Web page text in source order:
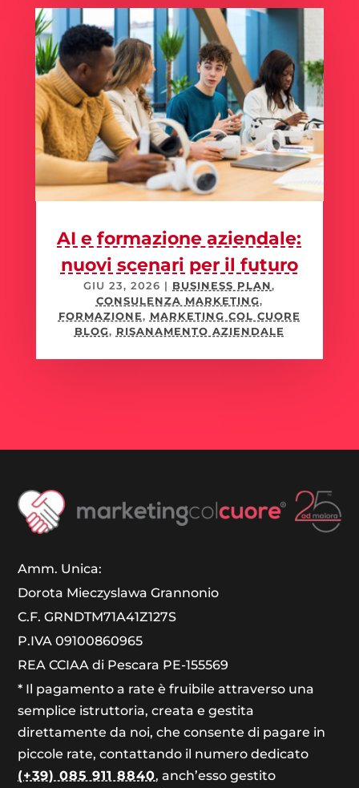
AI e formazione aziendale:
nuovi scenari per il futuro
GIU 23, 2026 | BUSINESS PLAN,
CONSULENZA MARKETING,
FORMAZIONE, MARKETING COL CUORE
BLOG, RISANAMENTO AZIENDALE
Amm. Unica:
Dorota Mieczyslawa Grannonio
C.F. GRNDTM71A41Z127S
P.IVA 09100860965
REA CCIAA di Pescara PE-155569
* Il pagamento a rate è fruibile attraverso una
semplice istruttoria, creata e gestita
direttamente da noi, che consente di pagare in
piccole rate, contattando il numero dedicato
(+39) 085 911 8840, anch’esso gestito